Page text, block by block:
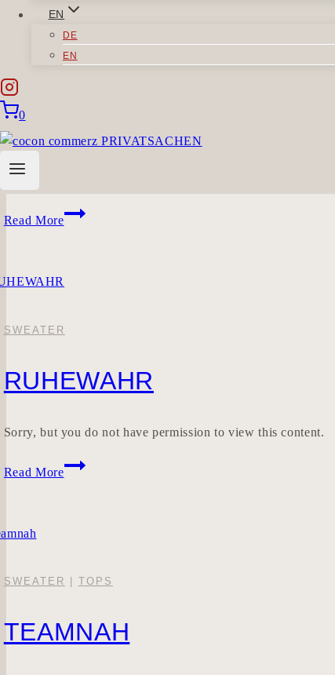
EN
DE
EN
0
SWEATER
MASSEWEICH
Read More
MASSEWEICH
SWEATER
RUHEWAHR
Sorry, but you do not have permission to view this content.
Read More
RUHEWAHR
SWEATER TOPS
TEAMNAH